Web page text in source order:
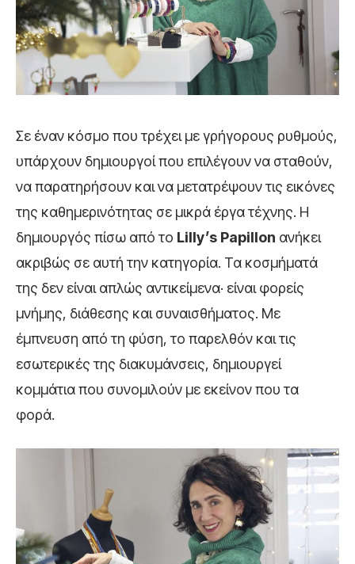
Σε έναν κόσμο που τρέχει με γρήγορους ρυθμούς,
υπάρχουν δημιουργοί που επιλέγουν να σταθούν,
να παρατηρήσουν και να μετατρέψουν τις εικόνες
της καθημερινότητας σε μικρά έργα τέχνης. Η
δημιουργός πίσω από το Lilly’s Papillon ανήκει
ακριβώς σε αυτή την κατηγορία. Τα κοσμήματά
της δεν είναι απλώς αντικείμενα· είναι φορείς
μνήμης, διάθεσης και συναισθήματος. Με
έμπνευση από τη φύση, το παρελθόν και τις
εσωτερικές της διακυμάνσεις, δημιουργεί
κομμάτια που συνομιλούν με εκείνον που τα
φορά.